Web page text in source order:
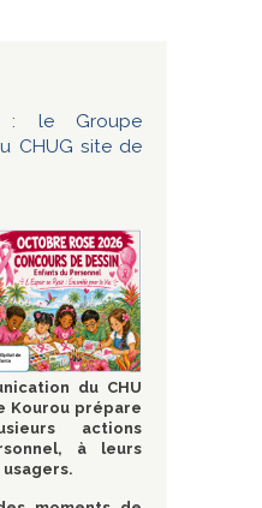
: le Groupe
CHUG site de
du CHU
Kourou prépare
actions
à leurs
usagers.